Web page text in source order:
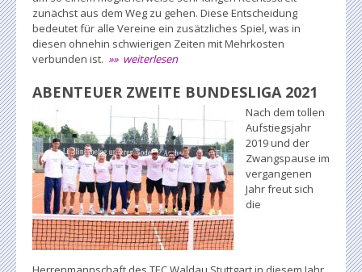
zunächst aus dem Weg zu gehen. Diese Entscheidung
bedeutet für alle Vereine ein zusätzliches Spiel, was in
diesen ohnehin schwierigen Zeiten mit Mehrkosten
verbunden ist. »» weiterlesen
ABENTEUER ZWEITE BUNDESLIGA 2021
Nach dem tollen
Aufstiegsjahr
2019 und der
Zwangspause im
vergangenen
Jahr freut sich
die